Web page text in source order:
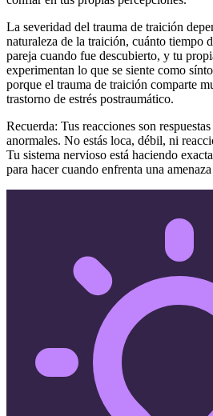
La severidad del trauma de traición
naturaleza de la traición, cuánto tiempo
pareja cuando fue descubierto, y tu
experimentan lo que se siente como
porque el trauma de traición comparte
trastorno de estrés postraumático.
Recuerda: Tus reacciones son
anormales. No estás loca, débil, ni
Tu sistema nervioso está haciendo
para hacer cuando enfrenta una